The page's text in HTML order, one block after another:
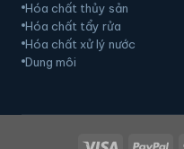
Hóa chất thủy sản
Hóa chất tẩy rửa
Hóa chất xử lý nước
Dung môi